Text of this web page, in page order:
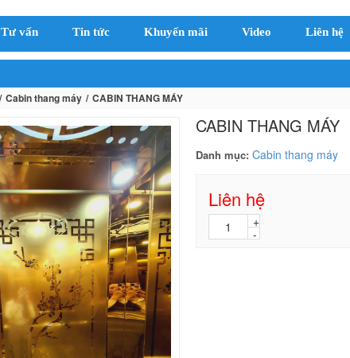
Tư vấn Tin tức Khuyến mãi Video Liên hệ
Cabin thang máy CABIN THANG MÁY
CABIN THANG MÁY
Danh mục: Cabin thang máy
Liên hệ